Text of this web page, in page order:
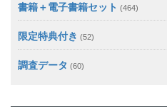
書籍＋電子書籍セット (464)
限定特典付き (52)
調査データ (60)